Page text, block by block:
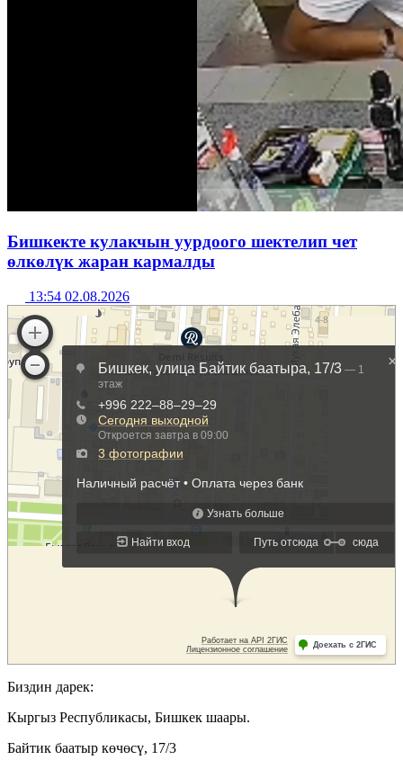
Бишкекте кулакчын уурдоого шектелип чет
өлкөлүк жаран кармалды
13:54 02.08.2026
Биздин дарек:
Кыргыз Республикасы, Бишкек шаары.
Байтик баатыр көчөсү, 17/3